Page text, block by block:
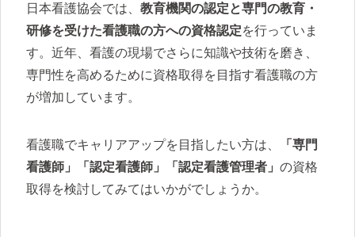
日本看護協会では、 教育機関の認定と専門の教育・
研修を受けた看護職の方への資格認定を行っていま
す。近年、看護の現場でさらに知識や技術を磨き、
専門性を高めるために資格取得を目指す看護職の方
が増加しています。
看護職でキャリアアップを目指したい方は、
「専門
看護師」「認定看護師」「認定看護管理者」 の資格
取得を検討してみてはいかがでしょうか。